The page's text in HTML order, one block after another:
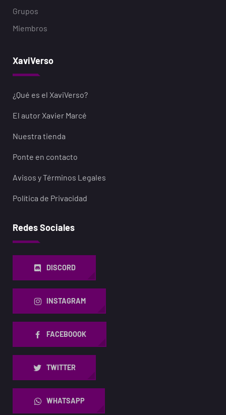
Grupos
Miembros
XaviVerso
¿Qué es el XaviVerso?
El autor Xavier Marcé
Nuestra tienda
Ponte en contacto
Avisos y Términos Legales
Política de Privacidad
Redes Sociales
DISCORD
INSTAGRAM
FACEBOOOK
TWITTER
WHATSAPP